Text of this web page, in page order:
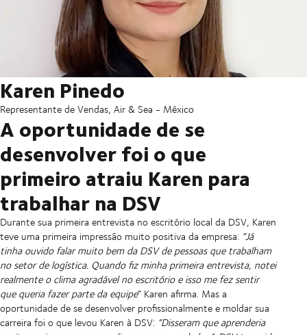
Karen Pinedo
Representante de Vendas, Air & Sea - México
A oportunidade de se
desenvolver foi o que
primeiro atraiu Karen para
trabalhar na DSV
Durante sua primeira entrevista no escritório local da DSV, Karen
teve uma primeira impressão muito positiva da empresa: “Já
tinha ouvido falar muito bem da DSV de pessoas que trabalham
no setor de logística. Quando fiz minha primeira entrevista, notei
realmente o clima agradável no escritório e isso me fez sentir
que queria fazer parte da equipe” Karen afirma. Mas a
oportunidade de se desenvolver profissionalmente e moldar sua
carreira foi o que levou Karen à DSV: “Disseram que aprenderia